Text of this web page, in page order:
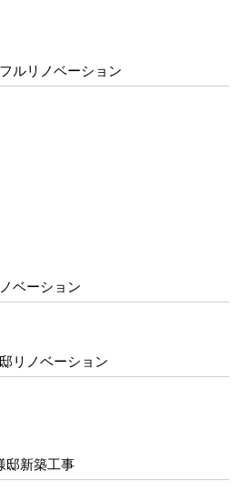
ルリノベーション
ベーション
リノベーション
邸新築工事